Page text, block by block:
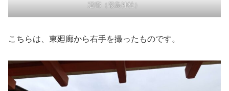
廻廊（厳島神社）
こちらは、東廻廊から右手を撮ったものです。